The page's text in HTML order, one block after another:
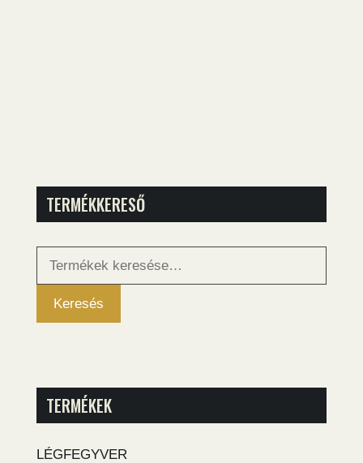
TERMÉKKERESŐ
Keresés
Keresés
TERMÉKEK
LÉGFEGYVER